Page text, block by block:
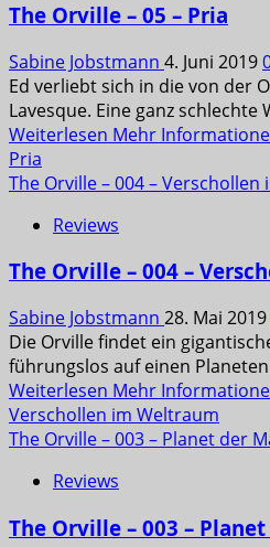
The Orville – 05 – Pria
Sabine Jobstmann 4. Juni 2019
Ed verliebt sich in die von der
Lavesque. Eine ganz schlechte
Weiterlesen Mehr
Pria
The Orville – 004 –
Reviews
The Orville – 004 –
Sabine Jobstmann 28. Mai 2019
Die Orville findet ein
führungslos auf einen
Weiterlesen Mehr
Verschollen im Weltraum
The Orville – 003 – Planet der
Reviews
The Orville – 003 –